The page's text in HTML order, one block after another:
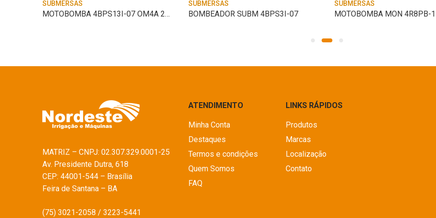
SUBMERSAS
MOTOBOMBA 4BPS13I-07 OM4A 2HP MO 220V C/
SUBMERSAS
BOMBEADOR SUBM 4BPS3I-07
SUBMERSAS
MATRIZ – CNPJ: 02.307.329.0001-25
Av. Presidente Dutra, 618
CEP: 44001-544 – Brasília
Feira de Santana – BA
(75) 3021-2058 / 3223-5441
ATENDIMENTO
Minha Conta
Destaques
Termos e condições
Quem Somos
FAQ
LINKS RÁPIDOS
Produtos
Marcas
Localização
Contato